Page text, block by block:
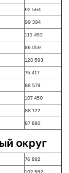
92 564
99 394
113 453
86 059
120 593
75 417
86 579
107 450
88 122
87 880
округ
76 892
102 552